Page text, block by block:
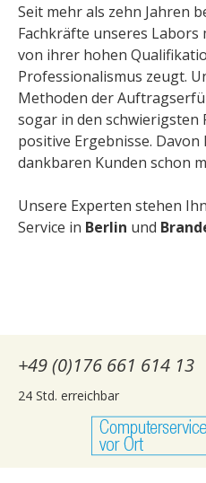
Seit mehr als zehn Jahren
Fachkräfte unseres
von ihrer hohen
Professionalismus zeugt.
Methoden der
sogar in den
positive Ergebnisse.
dankbaren Kunden schon
Unsere Experten stehen
Service in Berlin und
+49 (0)176 661 614 13
24 Std. erreichbar